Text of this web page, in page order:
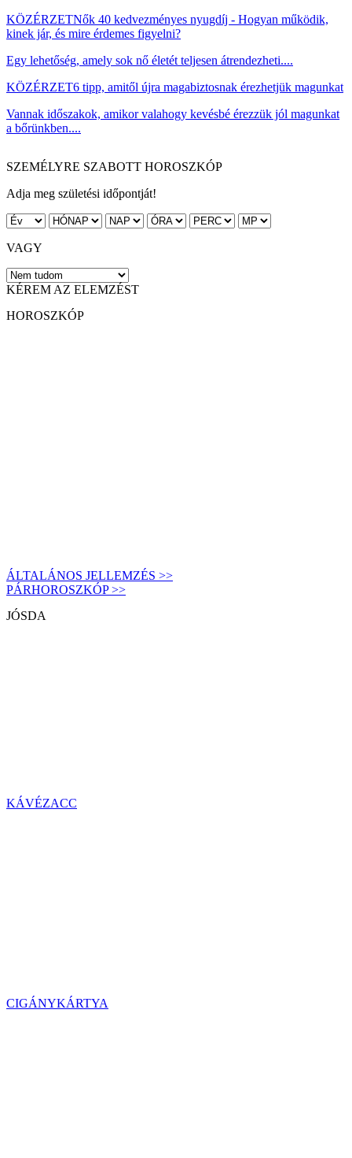
KÖZÉRZETNők 40 kedvezményes nyugdíj - Hogyan működik,
kinek jár, és mire érdemes figyelni?
Egy lehetőség, amely sok nő életét teljesen átrendezheti....
KÖZÉRZET6 tipp, amitől újra magabiztosnak érezhetjük magunkat
Vannak időszakok, amikor valahogy kevésbé érezzük jól magunkat
a bőrünkben....
SZEMÉLYRE SZABOTT HOROSZKÓP
Adja meg születési időpontját!
VAGY
KÉREM AZ ELEMZÉST
HOROSZKÓP
ÁLTALÁNOS JELLEMZÉS >>
PÁRHOROSZKÓP >>
JÓSDA
KÁVÉZACC
CIGÁNYKÁRTYA